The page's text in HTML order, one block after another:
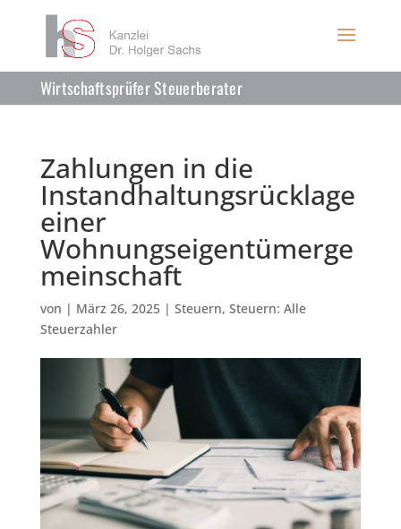
Wirtschaftsprüfer Steuerberater
Zahlungen in die
Instandhaltungsrücklage
einer
Wohnungseigentümerge
meinschaft
von | März 26, 2025| Steuern, Steuern: Alle
Steuerzahler